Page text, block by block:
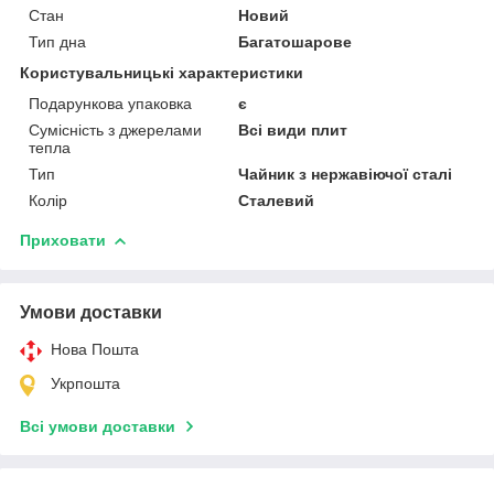
Стан
Новий
Тип дна
Багатошарове
Користувальницькі характеристики
Подарункова упаковка
є
Сумісність з джерелами
тепла
Всі види плит
Тип
Чайник з нержавіючої сталі
Колір
Сталевий
Приховати
Умови доставки
Нова Пошта
Укрпошта
Всі умови доставки